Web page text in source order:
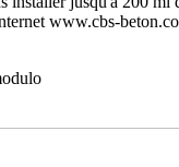
www.cbs-